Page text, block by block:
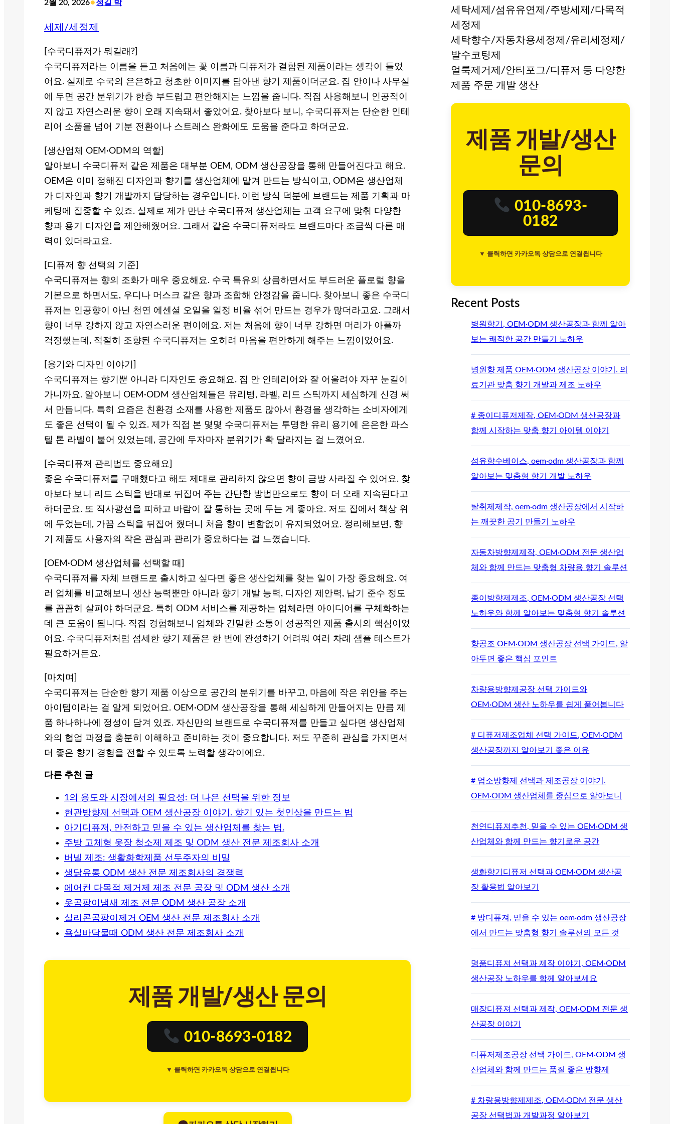
2월 20, 2026•정길 박
세제/세정제
[수국디퓨저가 뭐길래?]
수국디퓨저라는 이름을 듣고 처음에는 꽃 이름과 디퓨저가 결합된 제품이라는 생각이 들었
어요. 실제로 수국의 은은하고 청초한 이미지를 담아낸 향기 제품이더군요. 집 안이나 사무실
에 두면 공간 분위기가 한층 부드럽고 편안해지는 느낌을 줍니다. 직접 사용해보니 인공적이
지 않고 자연스러운 향이 오래 지속돼서 좋았어요. 찾아보다 보니, 수국디퓨저는 단순한 인테
리어 소품을 넘어 기분 전환이나 스트레스 완화에도 도움을 준다고 하더군요.
[생산업체 OEM·ODM의 역할]
알아보니 수국디퓨저 같은 제품은 대부분 OEM, ODM 생산공장을 통해 만들어진다고 해요.
OEM은 이미 정해진 디자인과 향기를 생산업체에 맡겨 만드는 방식이고, ODM은 생산업체
가 디자인과 향기 개발까지 담당하는 경우입니다. 이런 방식 덕분에 브랜드는 제품 기획과 마
케팅에 집중할 수 있죠. 실제로 제가 만난 수국디퓨저 생산업체는 고객 요구에 맞춰 다양한
향과 용기 디자인을 제안해줬어요. 그래서 같은 수국디퓨저라도 브랜드마다 조금씩 다른 매
력이 있더라고요.
[디퓨저 향 선택의 기준]
수국디퓨저는 향의 조화가 매우 중요해요. 수국 특유의 상큼하면서도 부드러운 플로럴 향을
기본으로 하면서도, 우디나 머스크 같은 향과 조합해 안정감을 줍니다. 찾아보니 좋은 수국디
퓨저는 인공향이 아닌 천연 에센셜 오일을 일정 비율 섞어 만드는 경우가 많더라고요. 그래서
향이 너무 강하지 않고 자연스러운 편이에요. 저는 처음에 향이 너무 강하면 머리가 아플까
걱정했는데, 적절히 조향된 수국디퓨저는 오히려 마음을 편안하게 해주는 느낌이었어요.
[용기와 디자인 이야기]
수국디퓨저는 향기뿐 아니라 디자인도 중요해요. 집 안 인테리어와 잘 어울려야 자꾸 눈길이
가니까요. 알아보니 OEM·ODM 생산업체들은 유리병, 라벨, 리드 스틱까지 세심하게 신경 써
서 만듭니다. 특히 요즘은 친환경 소재를 사용한 제품도 많아서 환경을 생각하는 소비자에게
도 좋은 선택이 될 수 있죠. 제가 직접 본 몇몇 수국디퓨저는 투명한 유리 용기에 은은한 파스
텔 톤 라벨이 붙어 있었는데, 공간에 두자마자 분위기가 확 달라지는 걸 느꼈어요.
[수국디퓨저 관리법도 중요해요]
좋은 수국디퓨저를 구매했다고 해도 제대로 관리하지 않으면 향이 금방 사라질 수 있어요. 찾
아보다 보니 리드 스틱을 반대로 뒤집어 주는 간단한 방법만으로도 향이 더 오래 지속된다고
하더군요. 또 직사광선을 피하고 바람이 잘 통하는 곳에 두는 게 좋아요. 저도 집에서 책상 위
에 두었는데, 가끔 스틱을 뒤집어 줬더니 처음 향이 변함없이 유지되었어요. 정리해보면, 향
기 제품도 사용자의 작은 관심과 관리가 중요하다는 걸 느꼈습니다.
[OEM·ODM 생산업체를 선택할 때]
수국디퓨저를 자체 브랜드로 출시하고 싶다면 좋은 생산업체를 찾는 일이 가장 중요해요. 여
러 업체를 비교해보니 생산 능력뿐만 아니라 향기 개발 능력, 디자인 제안력, 납기 준수 정도
를 꼼꼼히 살펴야 하더군요. 특히 ODM 서비스를 제공하는 업체라면 아이디어를 구체화하는
데 큰 도움이 됩니다. 직접 경험해보니 업체와 긴밀한 소통이 성공적인 제품 출시의 핵심이었
어요. 수국디퓨저처럼 섬세한 향기 제품은 한 번에 완성하기 어려워 여러 차례 샘플 테스트가
필요하거든요.
[마치며]
수국디퓨저는 단순한 향기 제품 이상으로 공간의 분위기를 바꾸고, 마음에 작은 위안을 주는
아이템이라는 걸 알게 되었어요. OEM·ODM 생산공장을 통해 세심하게 만들어지는 만큼 제
품 하나하나에 정성이 담겨 있죠. 자신만의 브랜드로 수국디퓨저를 만들고 싶다면 생산업체
와의 협업 과정을 충분히 이해하고 준비하는 것이 중요합니다. 저도 꾸준히 관심을 가지면서
더 좋은 향기 경험을 전할 수 있도록 노력할 생각이에요.
다른 추천 글
1의 용도와 시장에서의 필요성: 더 나은 선택을 위한 정보
현관방향제 선택과 OEM 생산공장 이야기. 향기 있는 첫인상을 만드는 법
아기디퓨저, 안전하고 믿을 수 있는 생산업체를 찾는 법.
주방 고체형 옷장 청소제 제조 및 ODM 생산 전문 제조회사 소개
버넬 제조: 생활화학제품 선두주자의 비밀
생닭유통 ODM 생산 전문 제조회사의 경쟁력
에어컨 다목적 제거제 제조 전문 공장 및 ODM 생산 소개
옷곰팡이냄새 제조 전문 ODM 생산 공장 소개
실리콘곰팡이제거 OEM 생산 전문 제조회사 소개
욕실바닥물때 ODM 생산 전문 제조회사 소개
제품 개발/생산 문의
010-8693-0182
▼ 클릭하면 카카오톡 상담으로 연결됩니다
세탁세제/섬유유연제/주방세제/다목적
세정제
세탁향수/자동차용세정제/유리세정제/
발수코팅제
얼룩제거제/안티포그/디퓨저 등 다양한
제품 주문 개발 생산
제품 개발/생산
문의
010-8693-
0182
▼ 클릭하면 카카오톡 상담으로 연결됩니다
Recent Posts
병원향기, OEM·ODM 생산공장과 함께 알아
보는 쾌적한 공간 만들기 노하우
병원향 제품 OEM·ODM 생산공장 이야기. 의
료기관 맞춤 향기 개발과 제조 노하우
# 종이디퓨저제작, OEM·ODM 생산공장과
함께 시작하는 맞춤 향기 아이템 이야기
섬유향수베이스, oem·odm 생산공장과 함께
알아보는 맞춤형 향기 개발 노하우
탈취제제작, oem·odm 생산공장에서 시작하
는 깨끗한 공기 만들기 노하우
자동차방향제제작, OEM·ODM 전문 생산업
체와 함께 만드는 맞춤형 차량용 향기 솔루션
종이방향제제조, OEM·ODM 생산공장 선택
노하우와 함께 알아보는 맞춤형 향기 솔루션
향공조 OEM·ODM 생산공장 선택 가이드, 알
아두면 좋은 핵심 포인트
차량용방향제공장 선택 가이드와
OEM·ODM 생산 노하우를 쉽게 풀어봅니다
# 디퓨저제조업체 선택 가이드, OEM·ODM
생산공장까지 알아보기 좋은 이유
# 업소방향제 선택과 제조공장 이야기.
OEM·ODM 생산업체를 중심으로 알아보니
천연디퓨져추천, 믿을 수 있는 OEM·ODM 생
산업체와 함께 만드는 향기로운 공간
생화향기디퓨저 선택과 OEM·ODM 생산공
장 활용법 알아보기
# 방디퓨져, 믿을 수 있는 oem·odm 생산공장
에서 만드는 맞춤형 향기 솔루션의 모든 것
명품디퓨져 선택과 제작 이야기, OEM·ODM
생산공장 노하우를 함께 알아보세요
매장디퓨져 선택과 제작, OEM·ODM 전문 생
산공장 이야기
디퓨저제조공장 선택 가이드, OEM·ODM 생
산업체와 함께 만드는 품질 좋은 방향제
# 차량용방향제제조, OEM·ODM 전문 생산
공장 선택법과 개발과정 알아보기